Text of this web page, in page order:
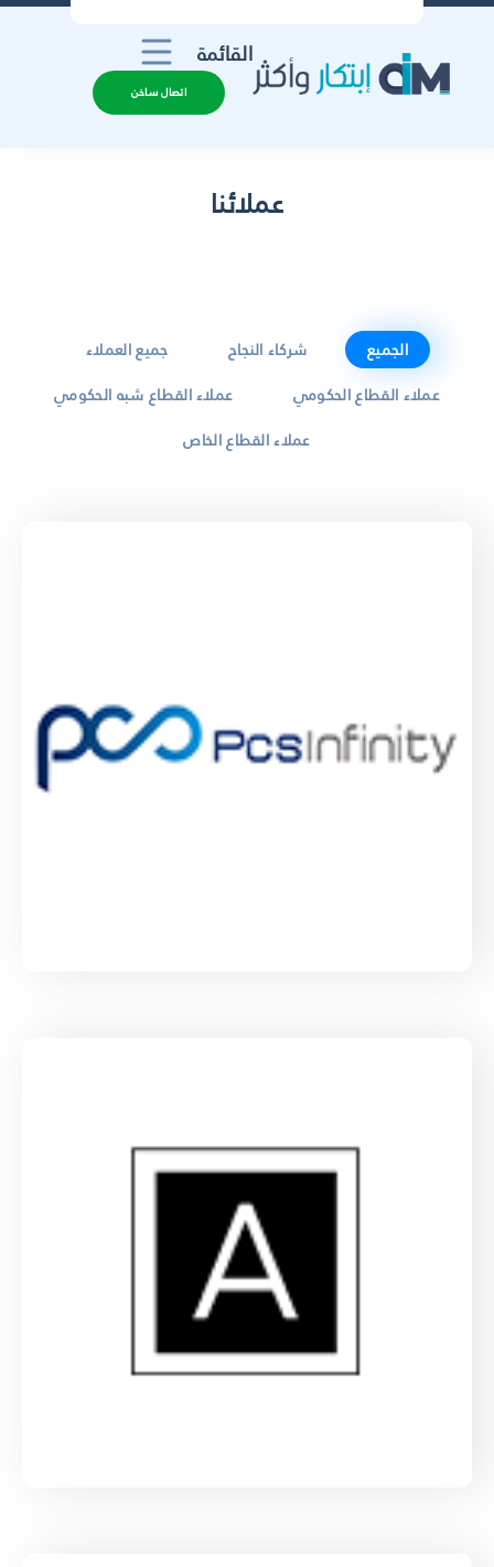
القائمة
اتصال ساخن
عملائنا
الجميع شركاء النجاح
جميع العملاء
عملاء القطاع الحكومي
عملاء القطاع شبه الحكومي
عملاء القطاع الخاص